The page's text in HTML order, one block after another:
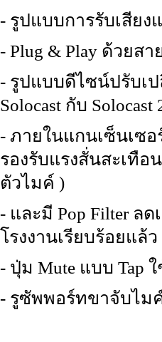
- รูปแบบการรับเสียง
- Plug & Play ด้วยส
- รูปแบบดีไซน์ปรับเ
Solocast กับ Solocast
- ภายในแกนเซ็นเซอ
รองรับแรงสั่นสะเทือ
ตัวไมค์ )
- และมี Pop Filter ล
โรงงานเรียบร้อยแล้ว
- ปุ่ม Mute แบบ Tap
- รูซัพพอร์ทขาจับไม